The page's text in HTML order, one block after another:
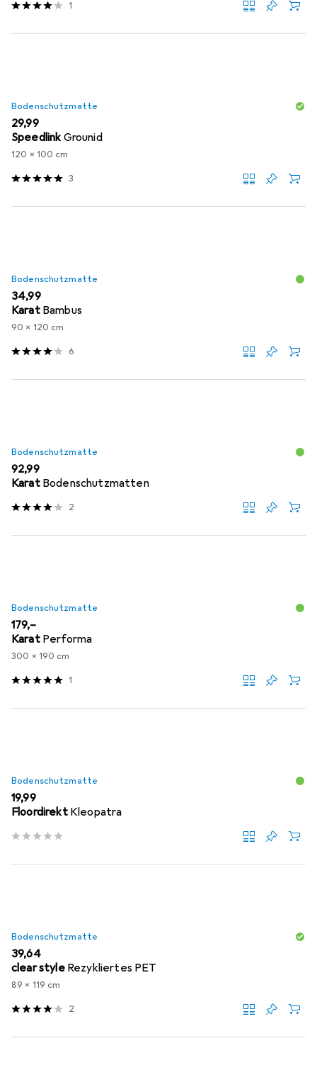
1
Bodenschutzmatte
EUR
29,99
SpeedlinkGrounid
120 x 100 cm
3
Bodenschutzmatte
EUR
34,99
Karat Bambus
90 x 120 cm
6
Bodenschutzmatte
EUR
92,99
Karat Bodenschutzmatten
2
Bodenschutzmatte
EUR
179,–
Karat Performa
300 x 190 cm
1
Bodenschutzmatte
EUR
19,99
Floordirekt Kleopatra
Bodenschutzmatte
EUR
39,64
clear style Rezykliertes PET
89 x 119 cm
2